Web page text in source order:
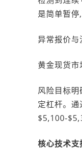
是简单暂停
异常报价与
黄金现货市
风险目标
定杠杆。
$5,100-
核心技术